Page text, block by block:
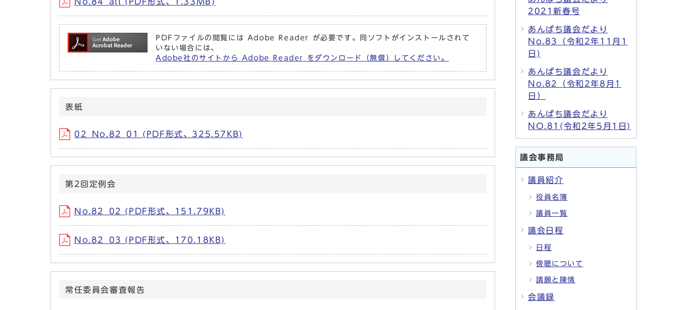
PDFファイルの閲覧には Adobe Reader が必要です。同ソフトがインストールされて
いない場合には、
Adobe社のサイトから Adobe Reader をダウンロード（無償）してください。
表紙
02_No.82_01 (PDF形式、325.57KB)
第2回定例会
No.82_02 (PDF形式、151.79KB)
No.82_03 (PDF形式、170.18KB)
常任委員会審査報告
2021新春号
あんぱち議会だより
No.83（令和2年11月1
日)
あんぱち議会だより
No.82（令和2年8月1
日）
あんぱち議会だより
NO.81(令和2年5月1日)
議会事務局
議員紹介
役員名簿
議員一覧
議会日程
日程
傍聴について
請願と陳情
会議録